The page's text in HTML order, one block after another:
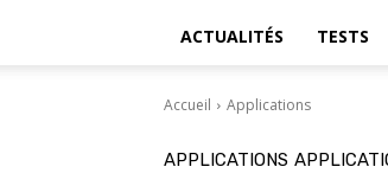
ACTUALITÉS TESTS
Accueil Applications
APPLICATIONS